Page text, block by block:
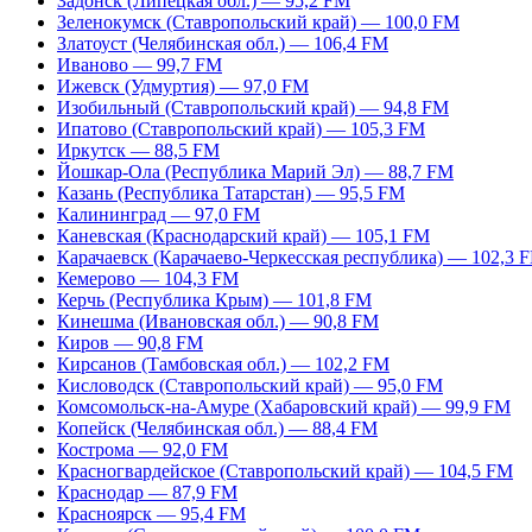
Зеленокумск (Ставропольский край) — 100,0 FM
Златоуст (Челябинская обл.) — 106,4 FM
Иваново — 99,7 FM
Ижевск (Удмуртия) — 97,0 FM
Изобильный (Ставропольский край) — 94,8 FM
Ипатово (Ставропольский край) — 105,3 FM
Иркутск — 88,5 FM
Йошкар-Ола (Республика Марий Эл) — 88,7 FM
Казань (Республика Татарстан) — 95,5 FM
Калининград — 97,0 FM
Каневская (Краснодарский край) — 105,1 FM
Карачаевск (Карачаево-Черкесская республика) — 102,3
Кемерово — 104,3 FM
Керчь (Республика Крым) — 101,8 FM
Кинешма (Ивановская обл.) — 90,8 FM
Киров — 90,8 FM
Кирсанов (Тамбовская обл.) — 102,2 FM
Кисловодск (Ставропольский край) — 95,0 FM
Комсомольск-на-Амуре (Хабаровский край) — 99,9 FM
Копейск (Челябинская обл.) — 88,4 FM
Кострома — 92,0 FM
Красногвардейское (Ставропольский край) — 104,5 FM
Краснодар — 87,9 FM
Красноярск — 95,4 FM